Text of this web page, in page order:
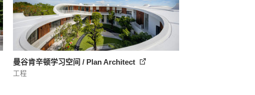
曼谷肯辛顿学习空间 / Plan Architect
工程